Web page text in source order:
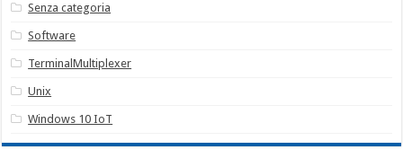
Senza categoria
Software
TerminalMultiplexer
Unix
Windows 10 IoT